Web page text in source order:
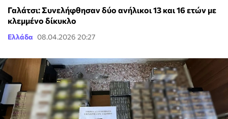
Γαλάτσι: Συνελήφθησαν δύο ανήλικοι 13 και 16 ετών με
κλεμμένο δίκυκλο
Ελλάδα 08.04.2026 20:27